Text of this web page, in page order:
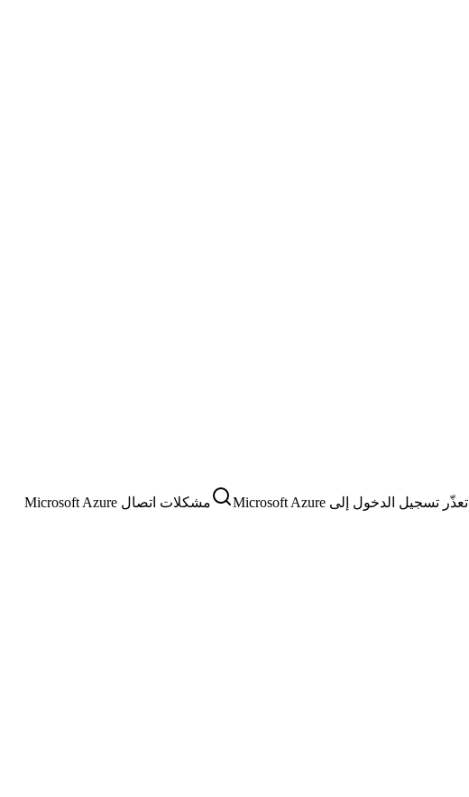
تعذّر تسجيل الدخول إلى Microsoft Azure
مشكلات اتصال Microsoft Azure